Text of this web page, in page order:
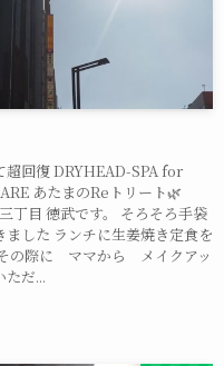
超回復 DRYHEAD-SPA for
あたまのReトリート🌿
目 徳武です。 そろそろ手袋
ました ランチに生姜焼き定食を
の際に ママから メイクアッ
ただ...